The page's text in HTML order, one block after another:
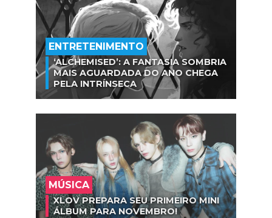
ENTRETENIMENTO
‘ALCHEMISED’: A FANTASIA SOMBRIA
MAIS AGUARDADA DO ANO CHEGA
PELA INTRÍNSECA
MÚSICA
XLOV PREPARA SEU PRIMEIRO MINI
ÁLBUM PARA NOVEMBRO!